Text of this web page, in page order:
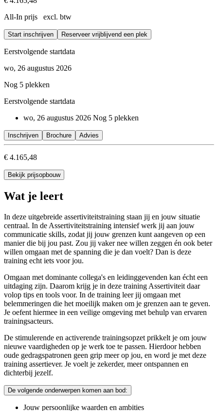
All-In prijs excl. btw
Start inschrijven Reserveer vrijblijvend een plek
Eerstvolgende startdata
wo, 26 augustus 2026
Nog 5 plekken
Eerstvolgende startdata
wo, 26 augustus 2026 Nog 5 plekken
Inschrijven Brochure Advies
€ 4.165,48
Bekijk prijsopbouw
Wat je leert
In deze uitgebreide assertiviteitstraining staan jij en jouw situatie
centraal. In de Assertiviteitstraining intensief werk jij aan jouw
communicatie skills, zodat jij jouw grenzen kunt aangeven op een
manier die bij jou past. Zou jij vaker nee willen zeggen én ook beter
willen omgaan met de spanning die je dan voelt? Dan is deze
training echt iets voor jou.
Omgaan met dominante collega's en leidinggevenden kan écht een
uitdaging zijn. Daarom krijg je in deze training Assertiviteit daar
volop tips en tools voor. In de training leer jij omgaan met
belemmeringen die het moeilijk maken om je grenzen aan te geven.
Je oefent hiermee in een veilige omgeving met behulp van ervaren
trainingsacteurs.
De stimulerende en activerende trainingsopzet prikkelt je om jouw
nieuwe vaardigheden op je werk toe te passen. Hierdoor hebben
oude gedragspatronen geen grip meer op jou, en word je met deze
training assertiever. Je voelt je zekerder, meer ontspannen en
dichterbij jezelf.
De volgende onderwerpen komen aan bod:
Jouw persoonlijke waarden en ambities